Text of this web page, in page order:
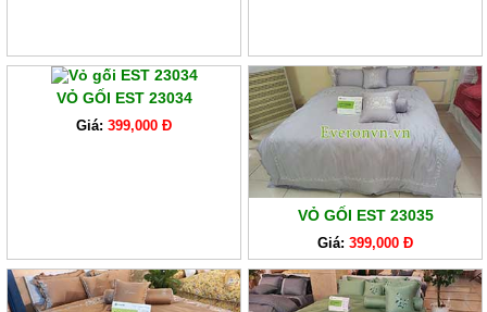
VỎ GỐI EST 23034
Giá: 399,000 Đ
VỎ GỐI EST 23035
Giá: 399,000 Đ